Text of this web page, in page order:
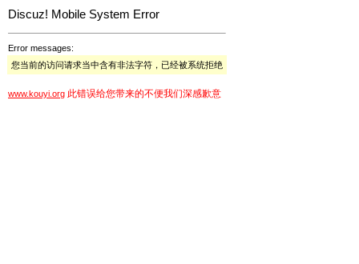
Discuz! Mobile System Error
Error messages:
您当前的访问请求当中含有非法字符，已经被系统拒绝
www.kouyi.org 此错误给您带来的不便我们深感歉意